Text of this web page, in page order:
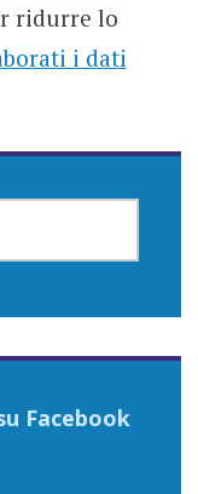
ridurre lo
i dati
Facebook